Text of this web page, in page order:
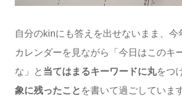
自分のkinにも答えを出せないまま、今
カレンダーを見ながら「今日はこのキ
な」と 当てはまるキーワードに丸をつ
象に残ったこと を書いて過ごしていま